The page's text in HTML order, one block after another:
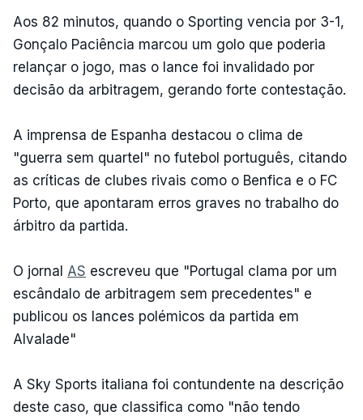
Aos 82 minutos, quando o Sporting vencia por 3-1,
Gonçalo Paciência marcou um golo que poderia
relançar o jogo, mas o lance foi invalidado por
decisão da arbitragem, gerando forte contestação.
A imprensa de Espanha destacou o clima de
"guerra sem quartel" no futebol português, citando
as críticas de clubes rivais como o Benfica e o FC
Porto, que apontaram erros graves no trabalho do
árbitro da partida.
O jornal AS escreveu que "Portugal clama por um
escândalo de arbitragem sem precedentes" e
publicou os lances polémicos da partida em
Alvalade"
A Sky Sports italiana foi contundente na descrição
deste caso, que classifica como "não tendo